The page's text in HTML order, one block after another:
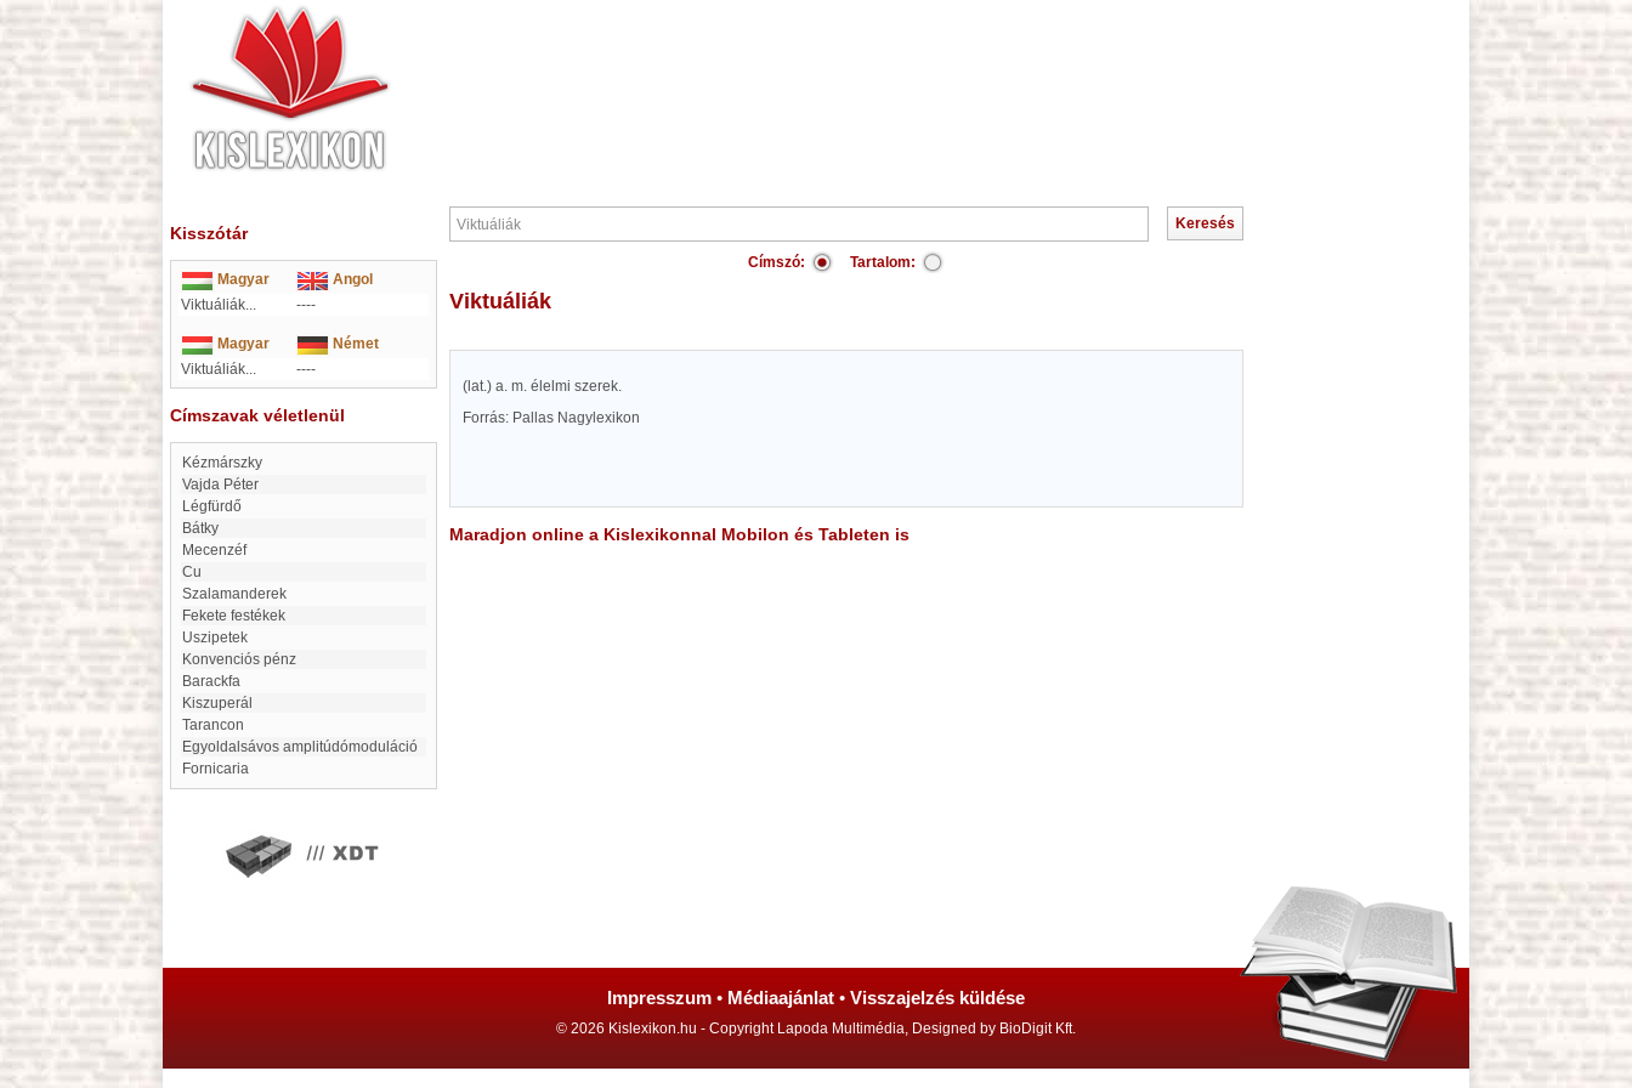
Kisszótár
Magyar
Angol
Viktuáliák...
----
Magyar
Német
Viktuáliák...
----
Címszavak véletlenül
Kézmárszky
Vajda Péter
Légfürdő
Bátky
Mecenzéf
Cu
Szalamanderek
Fekete festékek
Uszipetek
Konvenciós pénz
Barackfa
kiszuperál
Tarancon
Egyoldalsávos amplitúdómoduláció
Fornicaria
Címszó: Tartalom:
Viktuáliák
(lat.) a. m. élelmi szerek.
Forrás: Pallas Nagylexikon
Maradjon online a Kislexikonnal Mobilon és Tableten is
Impresszum • Médiaajánlat • Visszajelzés küldése
© 2026 Kislexikon.hu - Copyright Lapoda Multimédia, Designed by BioDigit Kft.